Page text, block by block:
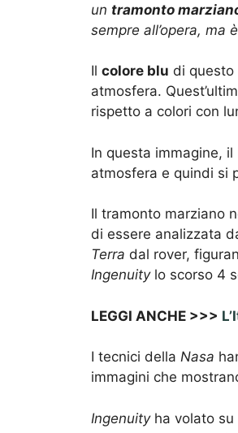
un tramonto
sempre all’opera, ma
Il colore blu di
atmosfera.
rispetto a colori con
In questa immagine,
atmosfera e quindi si
Il tramonto marziano
di essere analizzata
Terra dal rover,
Ingenuitylo scorso 4
LEGGI ANCHE >>>
I tecnici della Nasa
immagini che
Ingenuityha volato su